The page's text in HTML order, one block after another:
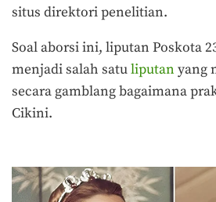
situs direktori penelitian.
Soal aborsi ini, liputan Poskota
menjadi salah satuliputan yang
secara gamblang bagaimana
Cikini.